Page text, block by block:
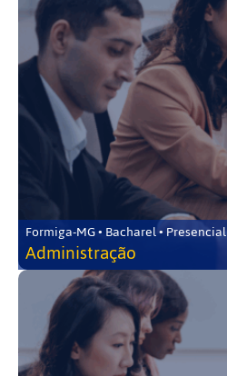
Formiga-MG • Bacharel • Presencial
Administração